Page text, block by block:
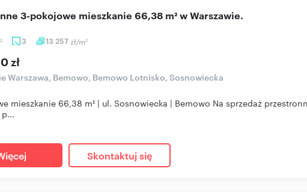
2 3 13 257zł/m2
3-pokojowe mieszkanie 66,38 m² w Warszawie.
zł
Warszawa, Bemowo, Bemowo Lotnisko, Sosnowiecka
mieszkanie 66,38 m² | ul. Sosnowiecka | Bemowo Na sprzedaż
Skontaktuj się